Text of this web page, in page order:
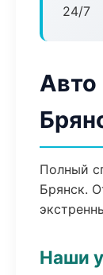
24/7
Авто
Полный
Брянск.
Наши